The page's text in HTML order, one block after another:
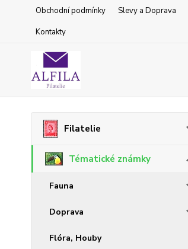
Obchodní podmínky Slevy a Doprava
Kontakty
Filatelie
Tématické známky
Fauna
Doprava
Flóra, Houby